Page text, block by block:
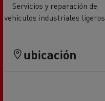
Servicios y reparación de
vehiculos industriales ligeros
ubicación